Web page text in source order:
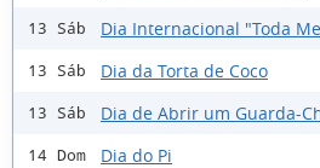
13 Sáb Dia Internacional "Toda
13 Sáb Dia da Torta de Coco
13 Sáb Dia de Abrir um Guarda-
14 Dom Dia do Pi